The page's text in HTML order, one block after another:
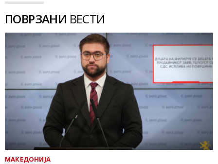
ПОВРЗАНИ ВЕСТИ
МАКЕДОНИЈА